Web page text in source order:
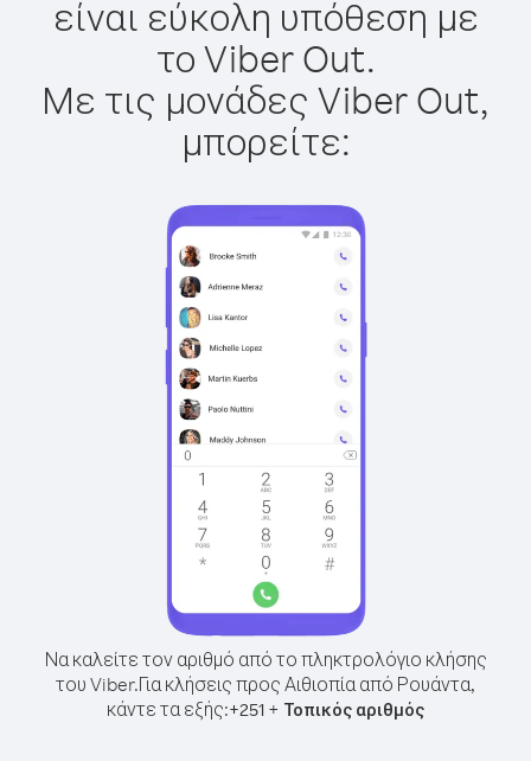
είναι εύκολη υπόθεση με
το Viber Out.
Με τις μονάδες Viber Out,
μπορείτε:
Να καλείτε τον αριθμό από το πληκτρολόγιο κλήσης
του Viber.Για κλήσεις προς Αιθιοπία από Ρουάντα,
κάντε τα εξής:+251 + Τοπικός αριθμός